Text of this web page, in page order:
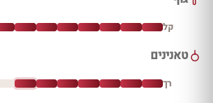
קל
טאנינים
רך